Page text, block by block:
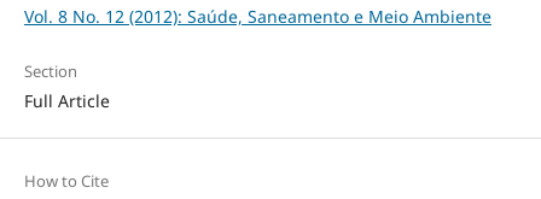
Vol. 8 No. 12 (2012): Saúde, Saneamento e Meio Ambiente
Section
Full Article
How to Cite